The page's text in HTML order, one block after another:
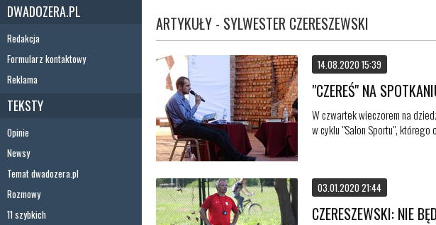
DWADOZERA.PL
Redakcja
Formularz kontaktowy
Reklama
TEKSTY
Opinie
Newsy
Temat dwadozera.pl
Rozmowy
11 szybkich
ARTYKUŁY - SYLWESTER CZERESZEWSKI
14.08.2020 15:39
"CZEREŚ" NA
W czwartek wieczorem na
w cyklu "Salon Sportu", którego
03.01.2020 21:44
CZERESZEWSKI: NIE